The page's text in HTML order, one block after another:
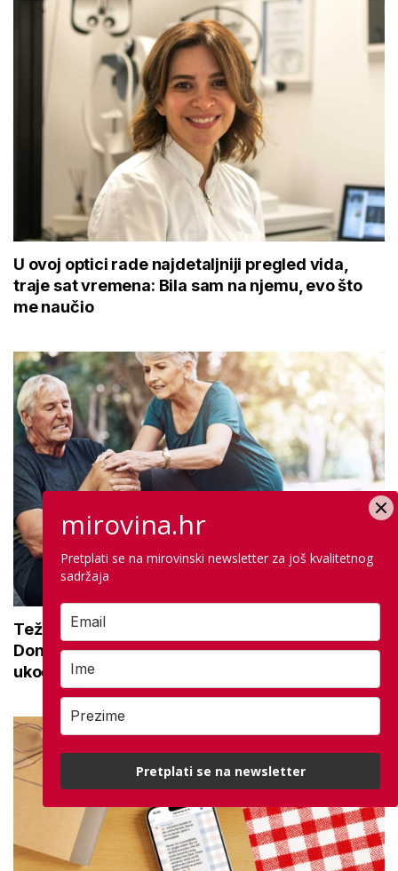
U ovoj optici rade najdetaljniji pregled vida,
traje sat vremena: Bila sam na njemu, evo što
me naučio
Teže se krećete zbog bolnih zglobova?
Donosimo savjete za lakši pokret i ublažavanje
ukočenosti
mirovina.hr
Pretplati se na mirovinski newsletter za još kvalitetnog
sadržaja
Pretplati se na newsletter